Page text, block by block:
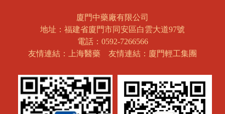
廈門中藥廠有限公司
地址：福建省廈門市同安區白雲大道97號
電話：0592-7266566
友情連結：上海醫藥
友情連結：廈門輕工集團